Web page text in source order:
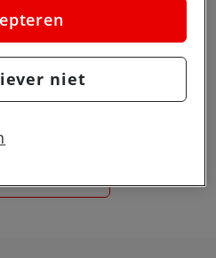
antwoorden met
beschikbaar zijn op elk
noodzakelijke cookies om
werken. Dat betekent dat
toepassen.
je zelf bepalen welke
Je kan je keuze altijd
de
niet